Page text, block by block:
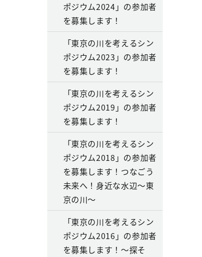
ポジウム2024」の参加者
を募集します！
「東京の川を考えるシン
ポジウム2023」の参加者
を募集します！
「東京の川を考えるシン
ポジウム2019」の参加者
を募集します！
「東京の川を考えるシン
ポジウム2018」の参加者
を募集します！つなごう
未来へ！身近な水辺～東
京の川～
「東京の川を考えるシン
ポジウム2016」の参加者
を募集します！～探そ